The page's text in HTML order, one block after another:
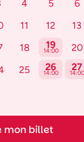
4 5
6
11 12
13
18 19
14:00
20
25 26
14:00
27
14:00
mon billet